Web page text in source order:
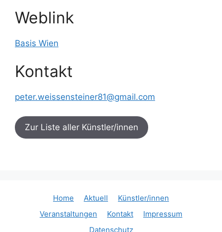
Weblink
Basis Wien
Kontakt
peter.weissensteiner81@gmail.com
Zur Liste aller Künstler/innen
Home Aktuell
Künstler/innen
Veranstaltungen
Kontakt
Impressum
Datenschutz